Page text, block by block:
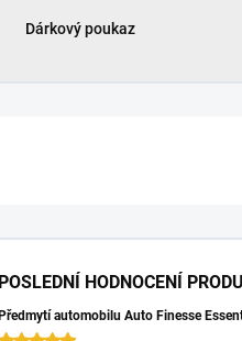
Dárkový poukaz
POSLEDNÍ HODNOCENÍ